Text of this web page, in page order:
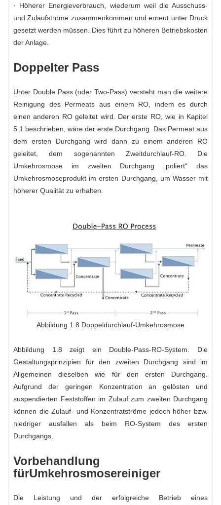
· Höherer Energieverbrauch, wiederum weil die Ausschuss-
und Zulaufströme zusammenkommen und erneut unter Druck
gesetzt werden müssen. Dies führt zu höheren Betriebskosten
der Anlage.
Doppelter Pass
Unter Double Pass (oder Two-Pass) versteht man die weitere
Reinigung des Permeats aus einem RO, indem es durch
einen anderen RO geleitet wird. Der erste RO, wie in Kapitel
5.1 beschrieben, wäre der erste Durchgang. Das Permeat aus
dem ersten Durchgang wird dann zu einem anderen RO
geleitet, dem sogenannten Zweitdurchlauf-RO. Die
Umkehrosmose im zweiten Durchgang „poliert“ das
Umkehrosmoseprodukt im ersten Durchgang, um Wasser mit
höherer Qualität zu erhalten.
Abbildung 1.8 Doppeldurchlauf-Umkehrosmose
Abbildung 1.8 zeigt ein Double-Pass-RO-System. Die
Gestaltungsprinzipien für den zweiten Durchgang sind im
Allgemeinen dieselben wie für den ersten Durchgang.
Aufgrund der geringen Konzentration an gelösten und
suspendierten Feststoffen im Zulauf zum zweiten Durchgang
können die Zulauf- und Konzentratströme jedoch höher bzw.
niedriger ausfallen als beim RO-System des ersten
Durchgangs.
Vorbehandlung
fürUmkehrosmosereiniger
Die Leistung und der erfolgreiche Betrieb eines